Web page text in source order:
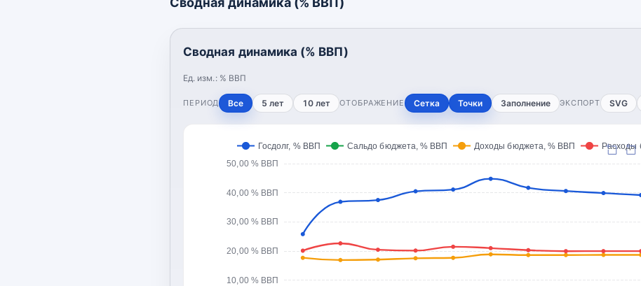
Сводная динамика (% ВВП)
Ед. изм.: % ВВП
ПЕРИОД Все 5 лет 10 лет ОТОБРАЖЕНИЕ Сетка Точки Заполнение ЭКСПОРТ SVG
10,00 % ВВП
20,00 % ВВП
30,00 % ВВП
40,00 % ВВП
50,00 % ВВП
Госдолг, % ВВП Сальдо бюджета, % ВВП Доходы бюджета, % ВВП Расходы